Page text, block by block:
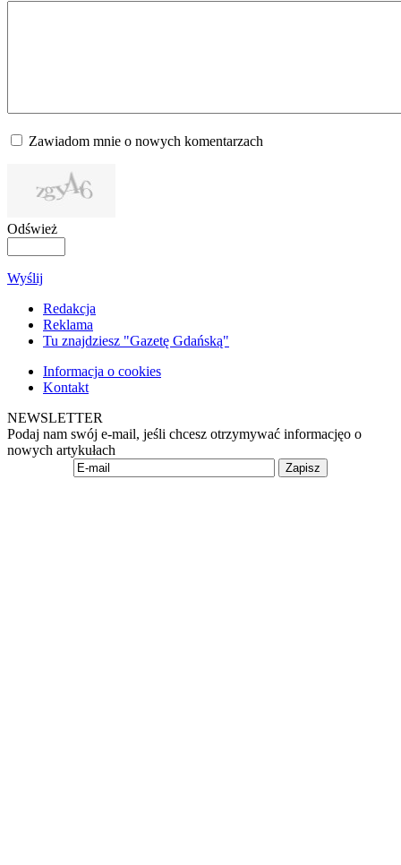
Zawiadom mnie o nowych komentarzach
Odśwież
Wyślij
Redakcja
Reklama
Tu znajdziesz "Gazetę Gdańską"
Informacja o cookies
Kontakt
NEWSLETTER
Podaj nam swój e-mail, jeśli chcesz otrzymywać informacjęo o
nowych artykułach
Zapisz